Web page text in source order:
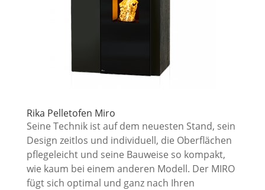
Rika Pelletofen Miro
Seine Technik ist auf dem neuesten Stand, sein
Design zeitlos und individuell, die Oberflächen
pflegeleicht und seine Bauweise so kompakt,
wie kaum bei einem anderen Modell. Der MIRO
fügt sich optimal und ganz nach Ihren